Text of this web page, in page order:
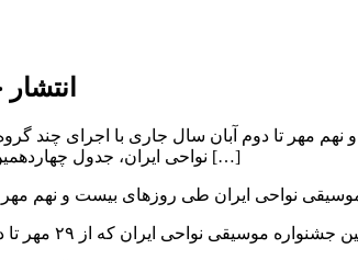
مهر تا دوم آبان سال جاری با اجرای چند
نواحی ایران، جدول چهاردهمین جشنواره موسیقی نواحی ایران که از ٢٩ مهر تا دوم آبان در کرمان برگزار می شود، در […]
در کرمان برگزار می شود، در دسترس علاقه مندان قرار گرفت.